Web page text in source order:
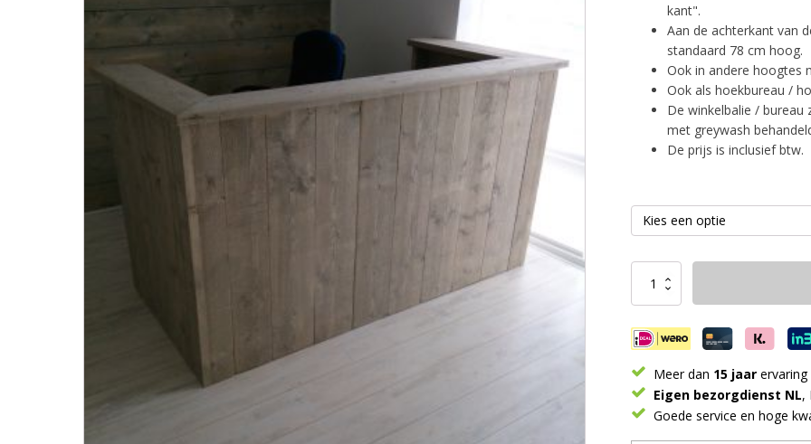
kant".
Aan de achterkant van
standaard 78 cm hoog.
Ook in andere hoogtes
Ook als hoekbureau /
De winkelbalie /
met greywash
De prijs is inclusief btw.
Winkelbalie
Bureau
Meer dan 15 jaar ervaring
Eigen bezorgdienst NL,
Goede service en hoge